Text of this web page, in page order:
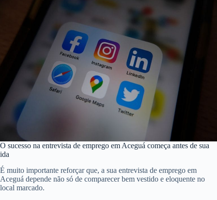
O sucesso na entrevista de emprego em Aceguá começa antes de sua
ida
É muito importante reforçar que, a sua entrevista de emprego em
Aceguá depende não só de comparecer bem vestido e eloquente no
local marcado.